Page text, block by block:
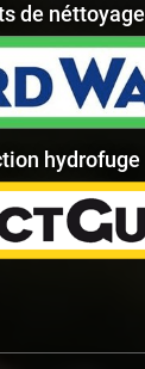
de néttoyage
hydrofuge